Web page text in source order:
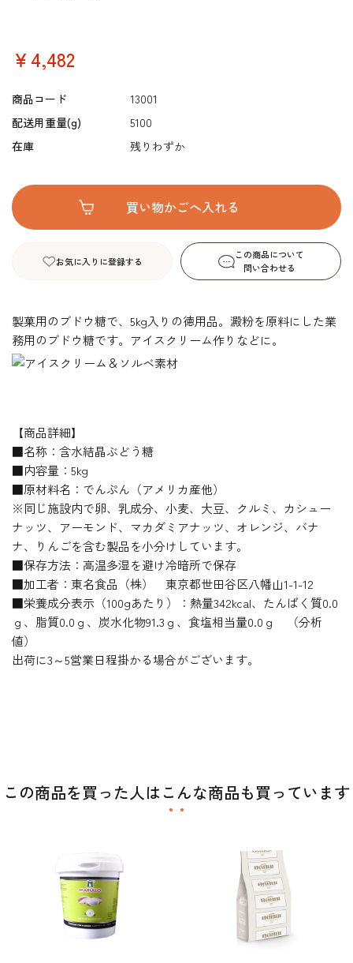
￥4,482
商品コード
13001
配送用重量(g)
5100
在庫
残りわずか
お気に入りに登録する
この商品について
問い合わせる
製菓用のブドウ糖で、5kg入りの徳用品。澱粉を原料にした業
務用のブドウ糖です。アイスクリーム作りなどに。
【商品詳細】
■名称：含水結晶ぶどう糖
■内容量：5kg
■原材料名：でんぷん（アメリカ産他）
※同じ施設内で卵、乳成分、小麦、大豆、クルミ、カシュー
ナッツ、アーモンド、マカダミアナッツ、オレンジ、バナ
ナ、りんごを含む製品を小分けしています。
■保存方法：高温多湿を避け冷暗所で保存
■加工者：東名食品（株） 東京都世田谷区八幡山1-1-12
■栄養成分表示（100gあたり）：熱量342kcal、たんぱく質0.0
ｇ、脂質0.0ｇ、炭水化物91.3ｇ、食塩相当量0.0ｇ （分析
値）
出荷に3～5営業日程掛かる場合がございます。
この商品を買った人はこんな商品も買っています